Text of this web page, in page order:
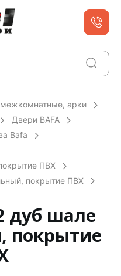
арки
Двери BAFA
Bafa
ПВХ
покрытие ПВХ
дуб шале
покрытие